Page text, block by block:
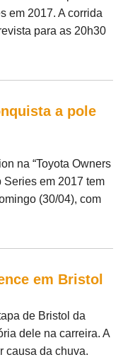
em 2017. A corrida
para as 20h30
a pole
na “Toyota Owners
Series em 2017 tem
(30/04), com
em Bristol
de Bristol da
dele na carreira. A
causa da chuva.